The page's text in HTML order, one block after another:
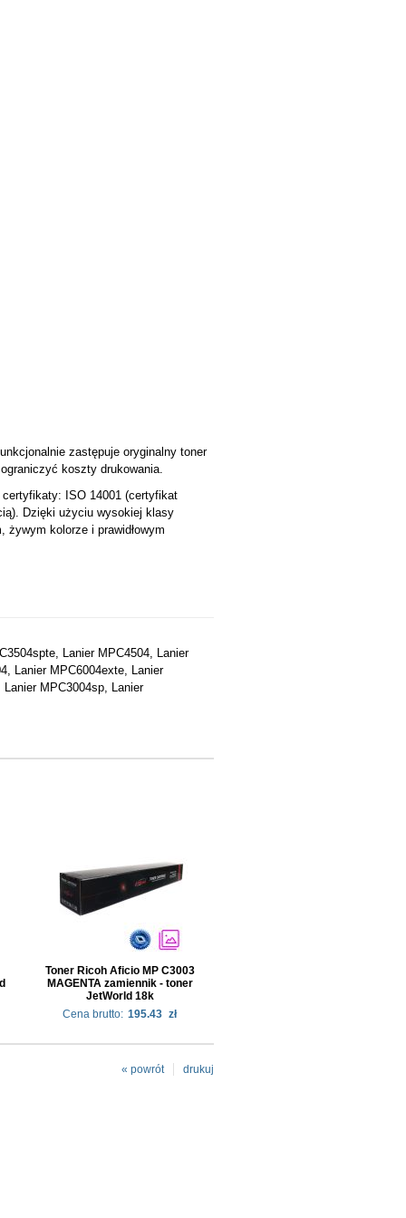
zastępuje oryginalny toner
koszty drukowania.
certyfikaty: ISO 14001 (certyfikat
Dzięki użyciu wysokiej klasy
kolorze i prawidłowym
Lanier MPC4504, Lanier
Lanier MPC6004exte, Lanier
MPC3004sp, Lanier
Toner Ricoh Aficio MP C3003
MAGENTA zamiennik - toner
JetWorld 18k
Cena brutto: 195.43 zł
drukuj
« powrót